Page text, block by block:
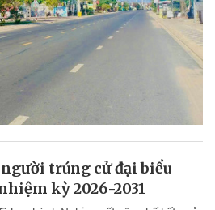
trúng cử đại biểu
kỳ 2026-2031